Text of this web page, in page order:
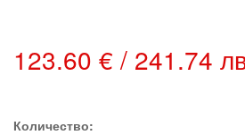
123.60 € / 241.74
Количество: